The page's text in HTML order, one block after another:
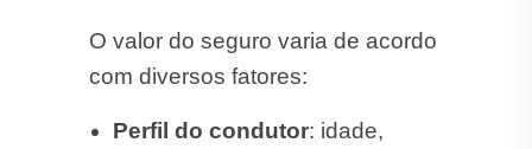
O valor do seguro varia de acordo
com diversos fatores:
Perfil do condutor: idade,